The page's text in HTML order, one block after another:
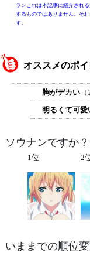
ランこれは本記事に紹介され
するものではありません。そ
す。
オススメのポイ
胸がデカい
明るくて可愛
ソウナンですか
1位 2
いままでの順位